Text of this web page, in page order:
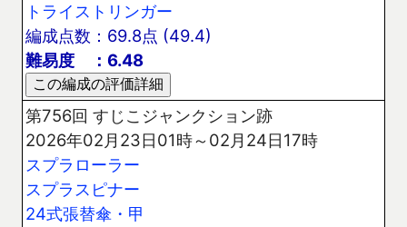
トライストリンガー
編成点数：69.8点 (49.4)
難易度 ：6.48
第756回 すじこジャンクション跡
2026年02月23日01時～02月24日17時
スプラローラー
スプラスピナー
24式張替傘・甲